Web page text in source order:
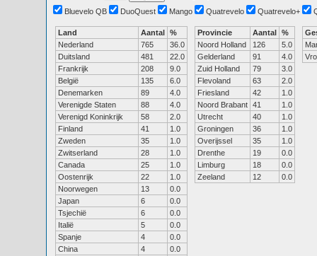
Bluevelo QB
DuoQuest Mango Quatrevelo Quatrevelo+
Land Aantal %
Nederland
765
36.0
Duitsland
481
22.0
Frankrijk
208
9.0
België
135
6.0
Denemarken
89
4.0
Verenigde Staten
88
4.0
Verenigd Koninkrijk
58
2.0
Finland
41
1.0
Zweden
35
1.0
Zwitserland
28
1.0
Canada
25
1.0
Oostenrijk
22
1.0
Noorwegen
13
0.0
Japan
6
0.0
Tsjechië
6
0.0
Italië
5
0.0
Spanje
4
0.0
China
4
0.0
Provincie Aantal %
Noord Holland
126
5.0
Gelderland
91
4.0
Zuid Holland
79
3.0
Flevoland
63
2.0
Friesland
42
1.0
Noord Brabant 41
1.0
Utrecht
40
1.0
Groningen
36
1.0
Overijssel
35
1.0
Drenthe
19
0.0
Limburg
18
0.0
Zeeland
12 0.0